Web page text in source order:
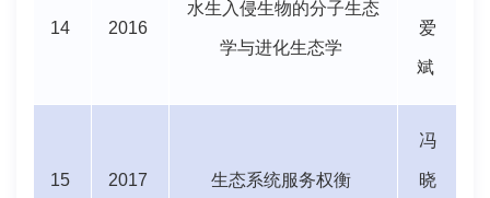
14 2016
水生入侵生物的分子生态
学与进化生态学
爱
斌
15 2017 生态系统服务权衡
冯
晓